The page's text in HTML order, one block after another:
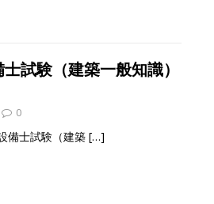
試験（建築一般知識）
0
備士試験（建築 […]